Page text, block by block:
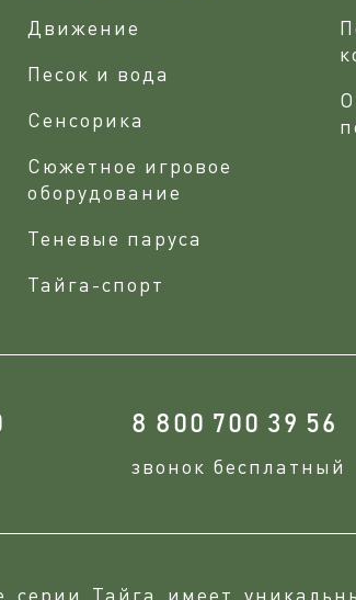
Движение
Песок и вода
Сенсорика
Сюжетное игровое
оборудование
Теневые паруса
Тайга-спорт
8 800 700 39 56
звонок бесплатный
серии Тайга имеет